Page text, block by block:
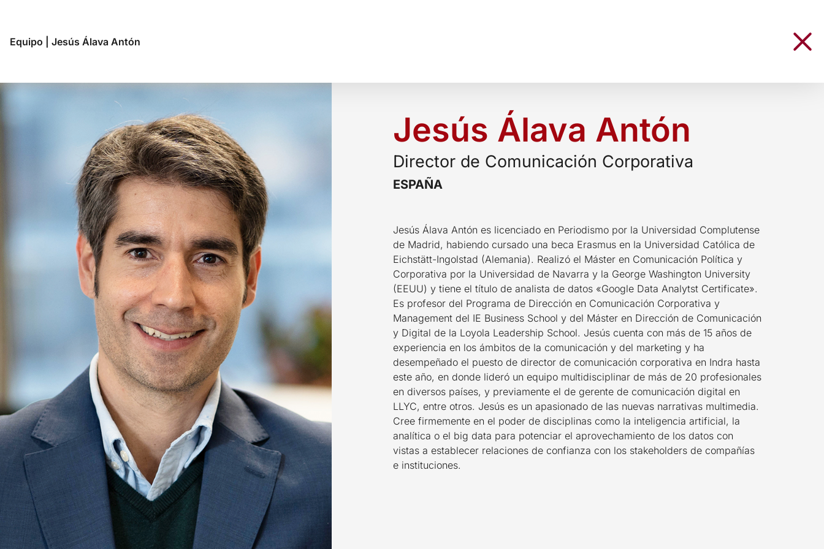
Equipo Jesús Álava Antón
Jesús Álava Antón
Director de Comunicación Corporativa
ESPAÑA
Jesús Álava Antón es licenciado en Periodismo por la Universidad Complutense
de Madrid, habiendo cursado una beca Erasmus en la Universidad Católica de
Eichstätt-Ingolstad (Alemania). Realizó el Máster en Comunicación Política y
Corporativa por la Universidad de Navarra y la George Washington University
(EEUU) y tiene el título de analista de datos «Google Data Analytst Certificate».
Es profesor del Programa de Dirección en Comunicación Corporativa y
Management del IE Business School y del Máster en Dirección de Comunicación
y Digital de la Loyola Leadership School. Jesús cuenta con más de 15 años de
experiencia en los ámbitos de la comunicación y del marketing y ha
desempeñado el puesto de director de comunicación corporativa en Indra hasta
este año, en donde lideró un equipo multidisciplinar de más de 20 profesionales
en diversos países, y previamente el de gerente de comunicación digital en
LLYC, entre otros. Jesús es un apasionado de las nuevas narrativas multimedia.
Cree firmemente en el poder de disciplinas como la inteligencia artificial, la
analítica o el big data para potenciar el aprovechamiento de los datos con
vistas a establecer relaciones de confianza con los stakeholders de compañías
e instituciones.